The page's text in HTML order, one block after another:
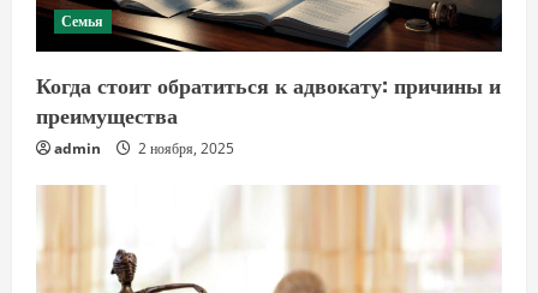
Семья
Когда стоит обратиться к адвокату: причины и
преимущества
admin 2 ноября, 2025